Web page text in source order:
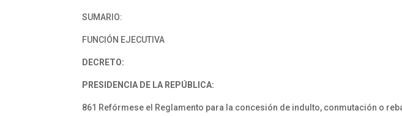
SUMARIO:
FUNCIÓN EJECUTIVA
DECRETO:
PRESIDENCIA DE LA REPÚBLICA:
861 Refórmese el Reglamento para la concesión de indulto, conmutación o